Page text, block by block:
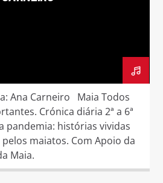
Ana Carneiro Maia Todos
Crónica diária 2ª a 6ª
pandemia: histórias vividas
maiatos. Com Apoio da
Maia.